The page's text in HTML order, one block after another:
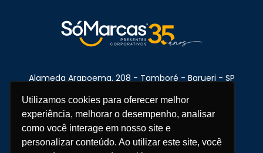
Utilizamos cookies para oferecer melhor
experiência, melhorar o desempenho, analisar
como você interage em nosso site e
personalizar conteúdo. Ao utilizar este site, você
Alameda Arapoema, 208 - Tamboré - Barueri - SP
06460-080
Telefone:11 3670-1360